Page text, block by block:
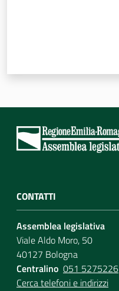
CONTATTI
Assemblea legislativa
Viale Aldo Moro, 50
40127 Bologna
Centralino 051 5275226
Cerca telefoni e indirizzi